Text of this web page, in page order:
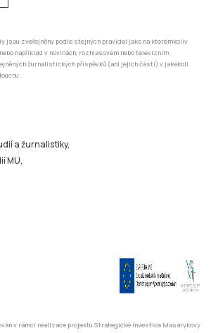
jsou zveřejněny podle stejných pravidel jako na kterémkoliv
například v novinách, rozhlasovém nebo televizním
žurnalistických příspěvků (ani jejich částí) v jakékoli
a žurnalistiky,
MU,
v rámci realizace projektu Strategické investice Masarykovy